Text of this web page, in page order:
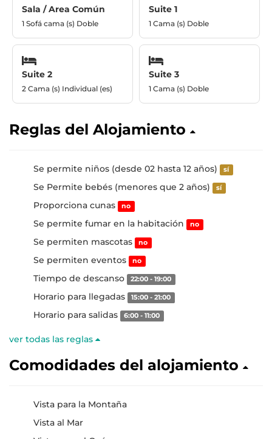
Sala / Area Común
1 Sofá cama (s) Doble
Suite 1
1 Cama (s) Doble
Suite 2
2 Cama (s) Individual (es)
Suite 3
1 Cama (s) Doble
Reglas del Alojamiento
Se permite niños (desde 02 hasta 12 años) sí
Se Permite bebés (menores que 2 años) sí
Proporciona cunas no
Se permite fumar en la habitación no
Se permiten mascotas no
Se permiten eventos no
Tiempo de descanso 22:00 - 19:00
Horario para llegadas 15:00 - 21:00
Horario para salidas 6:00 - 11:00
ver todas las reglas
Comodidades del alojamiento
Vista para la Montaña
Vista al Mar